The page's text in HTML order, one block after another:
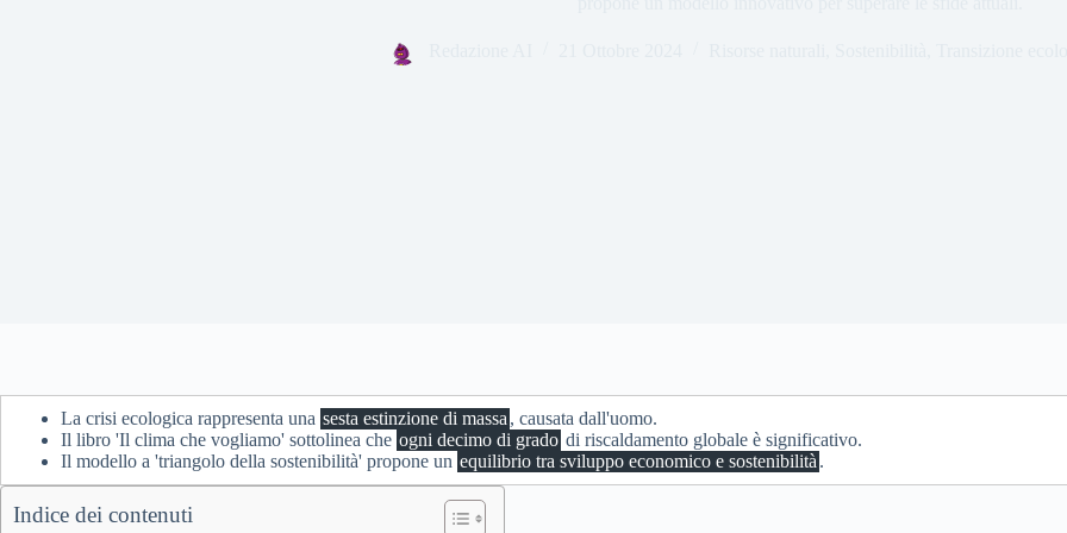
La crisi ecologica rappresenta una sesta estinzione di massa , causata dall'uomo.
Il libro 'Il clima che vogliamo' sottolinea che ogni decimo di grado di riscaldamento globale è significativo.
Il modello a 'triangolo della sostenibilità' propone un equilibrio tra sviluppo economico e sostenibilità .
Indice dei contenuti